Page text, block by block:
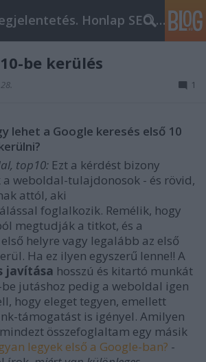
PR-cikk megjelentetés. Honlap SEO optimalizálás
be kerülés
1
lehet a Google keresés első 10
top10: Ezt a kérdést bizony
a weboldal-tulajdonosok - és rövid,
attól, aki
foglalkozik. Remélik, hogy
megtudják a titkot, és a
helyre vagy legalább az első
Ha ez ilyen egyszerű lenne!! A
javítása hosszú és kitartó munkát
jutáshoz pedig a weboldal igen
hogy eleget tegyen, emellett
támogatást is igényel. Amilyen
összefoglaltam egy másik
legyek első a Google-ban? -